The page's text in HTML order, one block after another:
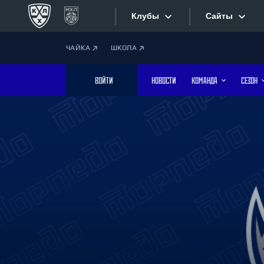
Клубы
Дивизион Боброва
Лада
Сайты
Фотобанк
ЧАЙКА ШКОЛА
ВОЙТИ НОВОСТИ КОМАНДА СЕЗОН